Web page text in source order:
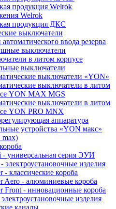
продукция Welrok
Welrok
продукция ДКС
выключатели
ввода резерва
выключатели
в литом корпусе
выключатели
выключатели «YON»
выключатели в литом
YON MAX MGS
выключатели в литом
YON PRO MNX
аппаратура
устройства «YON макс»
- универсальная серия ЭУИ
электроустановочные изделия
- классические короба
Aero - алюминиевые короба
Front - инновационные короба
изделия
каналы